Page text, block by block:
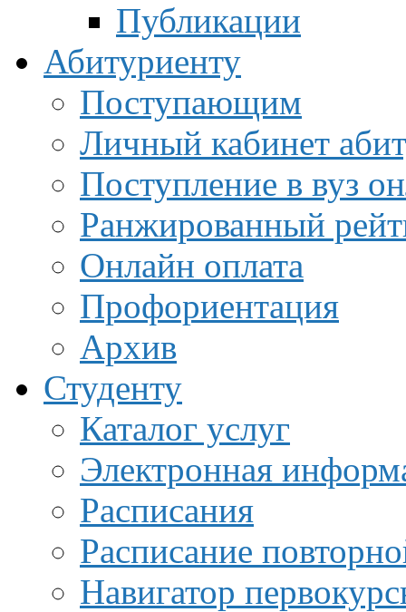
Публикации
Абитуриенту
Поступающим
Личный кабинет
Поступление в вуз
Ранжированный
Онлайн оплата
Профориентация
Архив
Студенту
Каталог услуг
Электронная
Расписания
Расписание
Навигатор